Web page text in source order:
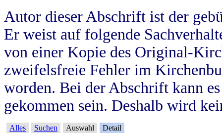
Autor dieser Abschrift ist der
Er weist auf folgende
von einer Kopie des Original-
zweifelsfreie Fehler im
worden. Bei der Abschrift kann
gekommen sein. Deshalb wird
Alles Suchen Auswahl Detail